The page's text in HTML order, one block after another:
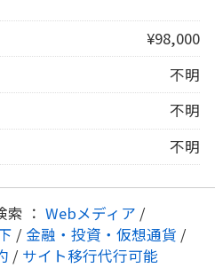
¥98,000
不明
不明
不明
： Webメディア /
/ 金融・投資・仮想通貨 /
/ サイト移行代行可能